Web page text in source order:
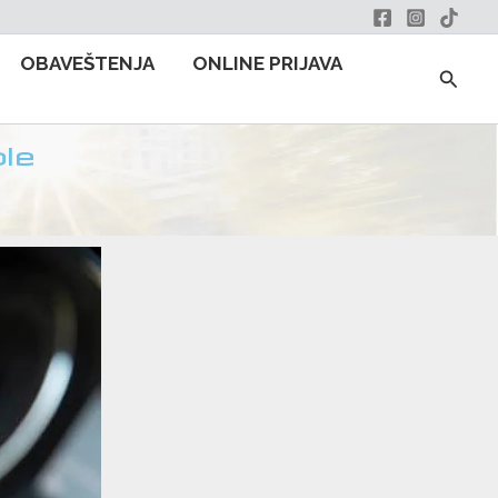
OBAVEŠTENJA ONLINE PRIJAVA